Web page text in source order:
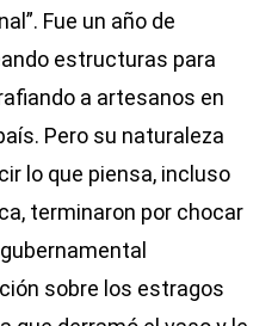
Fue un año de
estructuras para
a artesanos en
Pero su naturaleza
lo que piensa, incluso
terminaron por chocar
sobre los estragos